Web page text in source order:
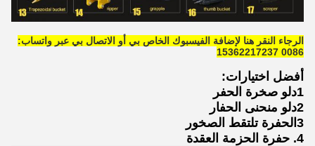
الرجاء النقر هنا لإضافة الفيسبوك الخاص بي أو الاتصال بي عبر واتساب:
0086 15362217237
أفضل اختيارات:
1دلو صخرة الحفر
2دلو منحنى الحفار
3الحفرة تلتقط الصخور
4. حفرة الحزمة العقدة